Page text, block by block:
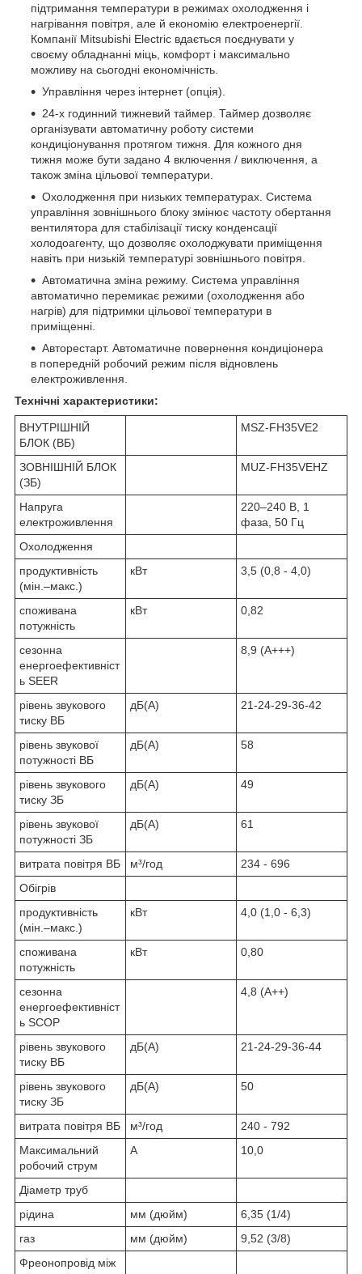
підтримання температури в режимах охолодження і
нагрівання повітря, але й економію електроенергії.
Компанії Mitsubishi Electric вдається поєднувати у
своєму обладнанні міць, комфорт і максимально
можливу на сьогодні економічність.
Управління через інтернет (опція).
24-х годинний тижневий таймер. Таймер дозволяє
організувати автоматичну роботу системи
кондиціонування протягом тижня. Для кожного дня
тижня може бути задано 4 включення / виключення, а
також зміна цільової температури.
Охолодження при низьких температурах. Система
управління зовнішнього блоку змінює частоту обертання
вентилятора для стабілізації тиску конденсації
холодоагенту, що дозволяє охолоджувати приміщення
навіть при низькій температурі зовнішнього повітря.
Автоматична зміна режиму. Система управління
автоматично перемикає режими (охолодження або
нагрів) для підтримки цільової температури в
приміщенні.
Авторестарт. Автоматичне повернення кондиціонера
в попередній робочий режим після відновлень
електроживлення.
Технічні характеристики:
ВНУТРІШНІЙ
БЛОК (ВБ)
MSZ-FH35VE2
ЗОВНІШНІЙ БЛОК
(ЗБ)
MUZ-FH35VEHZ
Напруга
електроживлення
220–240 B, 1
фаза, 50 Гц
Охолодження
продуктивність
(мін.–макс.)
кВт 3,5 (0,8 - 4,0)
споживана
потужність
кВт 0,82
сезонна
енергоефективніст
ь SEER
8,9 (A+++)
рівень звукового
тиску ВБ
дБ(А) 21-24-29-36-42
рівень звукової
потужності ВБ
дБ(А) 58
рівень звукового
тиску ЗБ
дБ(А) 49
рівень звукової
потужності ЗБ
дБ(А) 61
витрата повітря ВБ м³/год
234 - 696
Обігрів
продуктивність
(мін.–макс.)
кВт 4,0 (1,0 - 6,3)
споживана
потужність
кВт 0,80
сезонна
енергоефективніст
ь SCOP
4,8 (A++)
рівень звукового
тиску ВБ
дБ(А) 21-24-29-36-44
рівень звукового
тиску ЗБ
дБ(А) 50
витрата повітря ВБ м³/год
240 - 792
Максимальний
робочий струм
А 10,0
Діаметр труб
рідина
мм (дюйм)
6,35 (1/4)
газ
мм (дюйм)
9,52 (3/8)
Фреонопровід між